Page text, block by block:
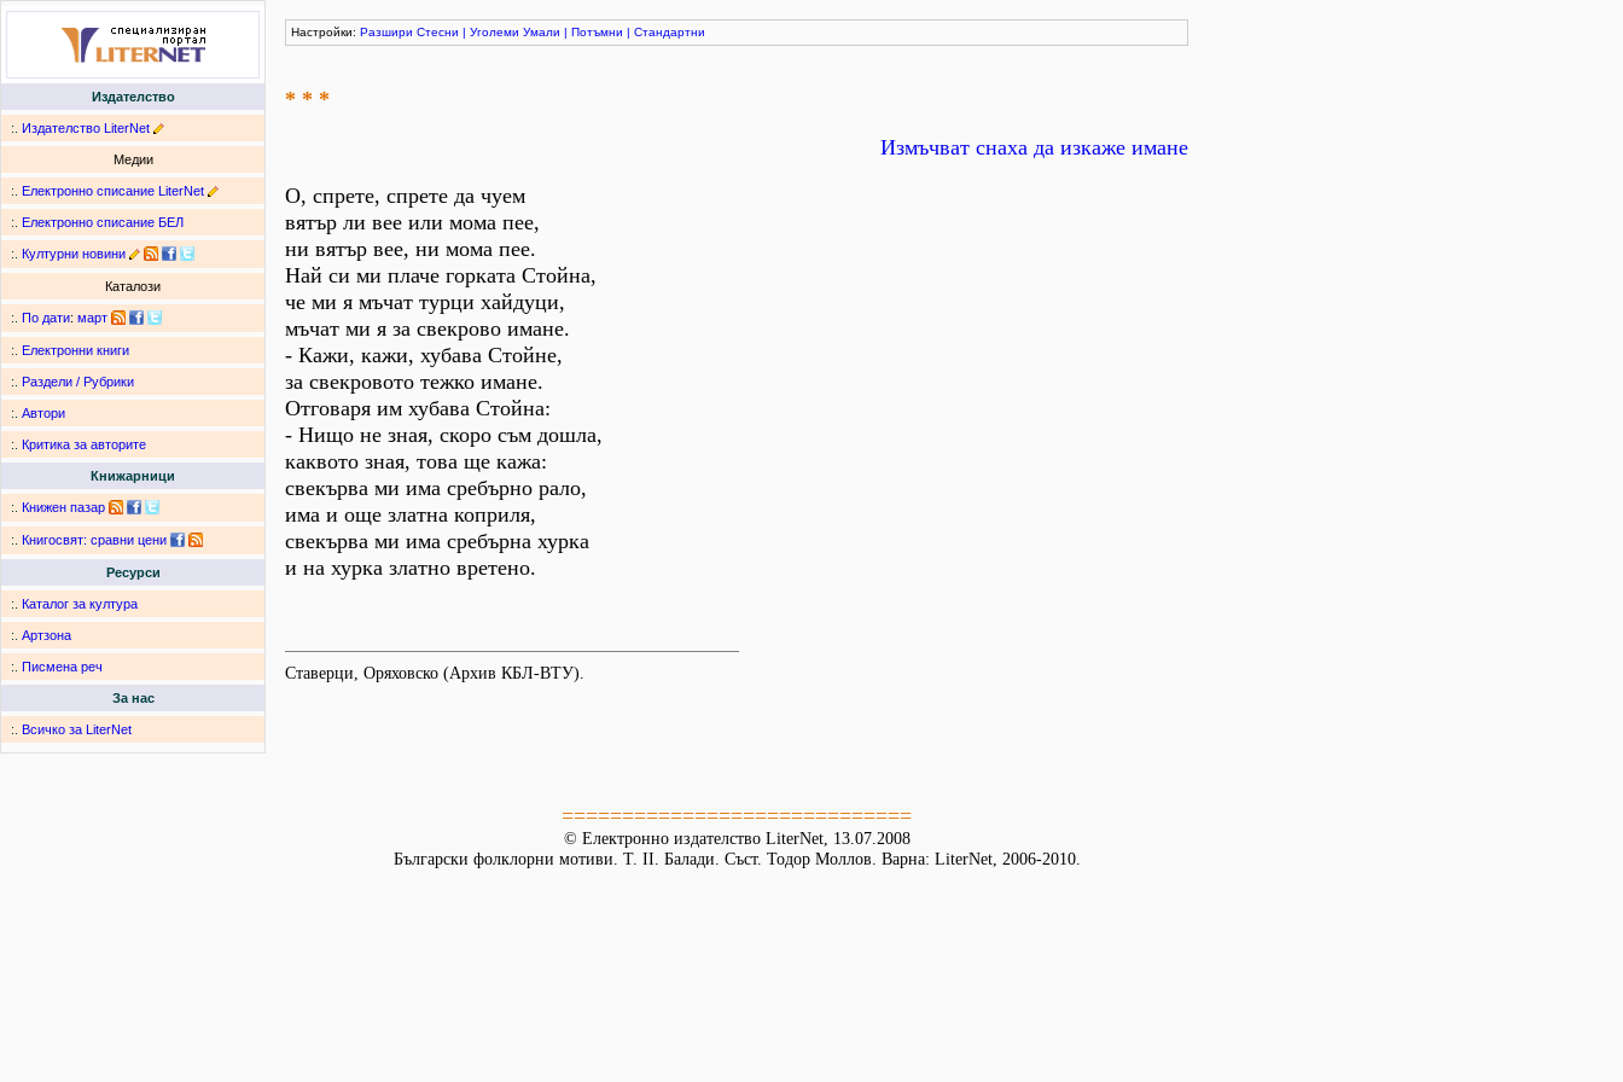
Издателство
:. Издателство LiterNet
Медии
:. Електронно списание LiterNet
:. Електронно списание БЕЛ
:. Културни новини
Каталози
:. По дати: март
:. Електронни книги
:. Раздели / Рубрики
:. Автори
:. Критика за авторите
Книжарници
:. Книжен пазар
:. Книгосвят: сравни цени
Ресурси
:. Каталог за култура
:. Артзона
:. Писмена реч
За нас
:. Всичко за LiterNet
Настройки: Разшири Стесни | Уголеми Умали | Потъмни | Стандартни
* * *
Измъчват снаха да изкаже имане
О, спрете, спрете да чуем
вятър ли вее или мома пее,
ни вятър вее, ни мома пее.
Най си ми плаче горката Стойна,
че ми я мъчат турци хайдуци,
мъчат ми я за свекрово имане.
- Кажи, кажи, хубава Стойне,
за свекровото тежко имане.
Отговаря им хубава Стойна:
- Нищо не зная, скоро съм дошла,
каквото зная, това ще кажа:
свекърва ми има сребърно рало,
има и още златна коприля,
свекърва ми има сребърна хурка
и на хурка златно вретено.
Ставерци, Оряховско (Архив КБЛ-ВТУ).
=============================
© Електронно издателство LiterNet, 13.07.2008
Български фолклорни мотиви. Т. II. Балади. Съст. Тодор Моллов. Варна: LiterNet, 2006-2010.